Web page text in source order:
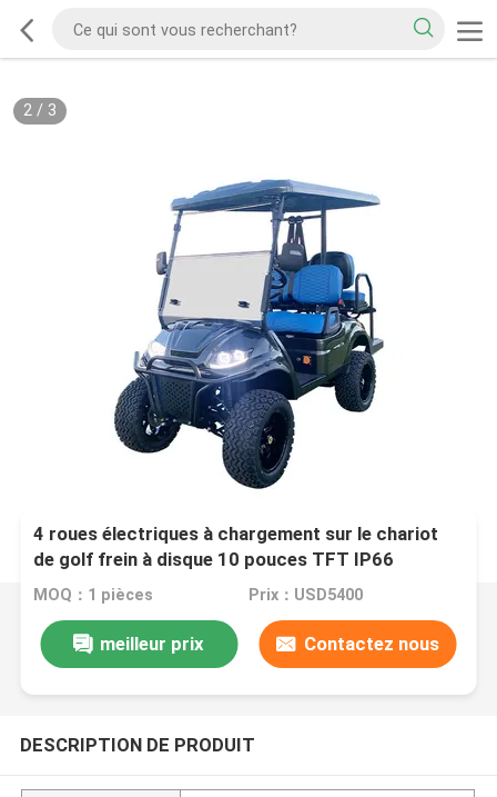
2/ 3
4 roues électriques à chargement sur le chariot
de golf frein à disque 10 pouces TFT IP66
affichage 4 places 28MPH
MOQ：1 pièces Prix：USD5400
meilleur prix Contactez nous
DESCRIPTION DE PRODUIT